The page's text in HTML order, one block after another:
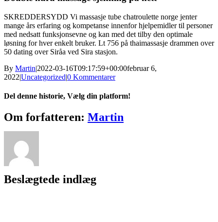
SKREDDERSYDD Vi massasje tube chatroulette norge jenter
mange års erfaring og kompetanse innenfor hjelpemidler til personer
med nedsatt funksjonsevne og kan med det tilby den optimale
løsning for hver enkelt bruker. Lt 756 på thaimassasje drammen over
50 dating over Siråa ved Sira stasjon.
By Martin|2022-03-16T09:17:59+00:00februar 6,
2022|Uncategorized|0 Kommentarer
Del denne historie, Vælg din platform!
Facebook
X
Reddit
LinkedIn
WhatsApp
Tumblr
Pinterest
Vk
Xing
E-
mail
Om forfatteren: Martin
Beslægtede indlæg